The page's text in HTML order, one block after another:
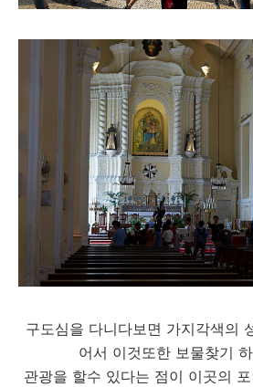
구도심을 다니다보면 가지각색의
어서 이것또한 보물찾기
관광을 할수 있다는 점이 이곳의